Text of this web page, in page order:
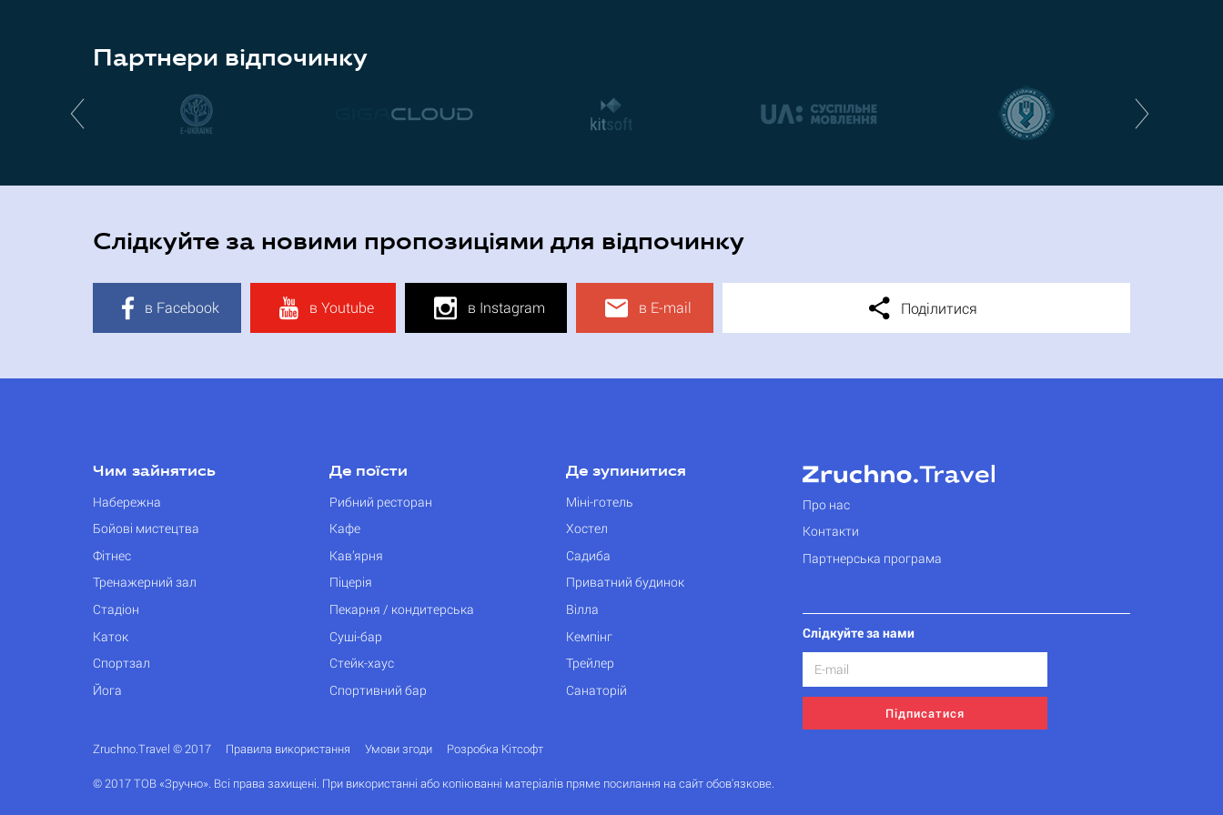
Партнери відпочинку
Слідкуйте за новими пропозиціями для відпочинку
в Facebook в Youtube в Instagram в E-mail Поділитися
Чим зайнятись
Набережна
Бойові мистецтва
Фітнес
Тренажерний зал
Стадіон
Каток
Спортзал
Йога
Де поїсти
Рибний ресторан
Кафе
Кав’ярня
Піцерія
Пекарня / кондитерська
Суші-бар
Стейк-хаус
Спортивний бар
Де зупинитися
Міні-готель
Хостел
Садиба
Приватний будинок
Вілла
Кемпінг
Трейлер
Санаторій
Про нас
Контакти
Партнерська програма
Слідкуйте за нами
Підписатися
Zruchno.Travel © 2017 Правила використання Умови згоди Розробка Кітсофт
© 2017 ТОВ «Зручно». Всі права захищені. При використанні або копіюванні матеріалів пряме посилання на сайт обов'язкове.